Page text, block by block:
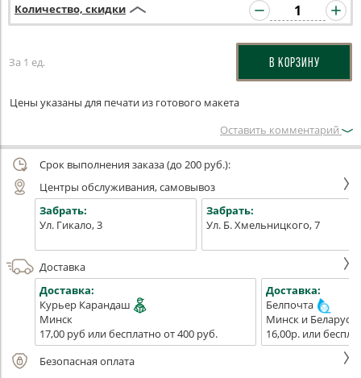
Количество, скидки
За 1 ед. В КОРЗИНУ
Цены указаны для печати из готового макета
Оставить комментарий
Срок выполнения заказа (до 200 руб.):
Центры обслуживания, самовывоз
Забрать:
Ул. Гикало, 3
Забрать:
Ул. Б. Хмельницкого, 7
Доставка
Доставка:
Курьер Карандаш
Минск
17,00 руб или бесплатно от 400 руб.
Доставка:
Белпочта
Минск и Беларусь
16,00р. или
Безопасная оплата